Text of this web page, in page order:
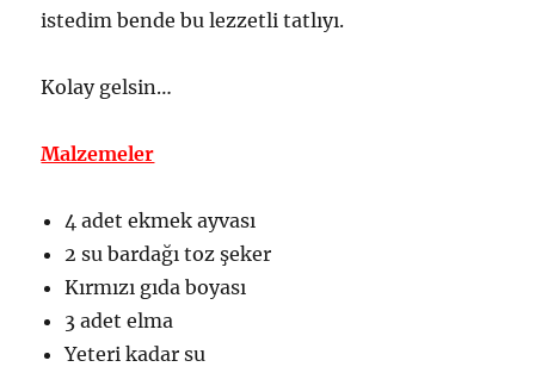
istedim bende bu lezzetli tatlıyı.
Kolay gelsin…
Malzemeler
4 adet ekmek ayvası
2 su bardağı toz şeker
Kırmızı gıda boyası
3 adet elma
Yeteri kadar su